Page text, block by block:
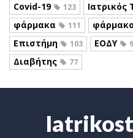
Covid-19 123 Ιατρικός
φάρμακα 111 φάρμακο
Επιστήμη 103 ΕΟΔΥ
Διαβήτης 77